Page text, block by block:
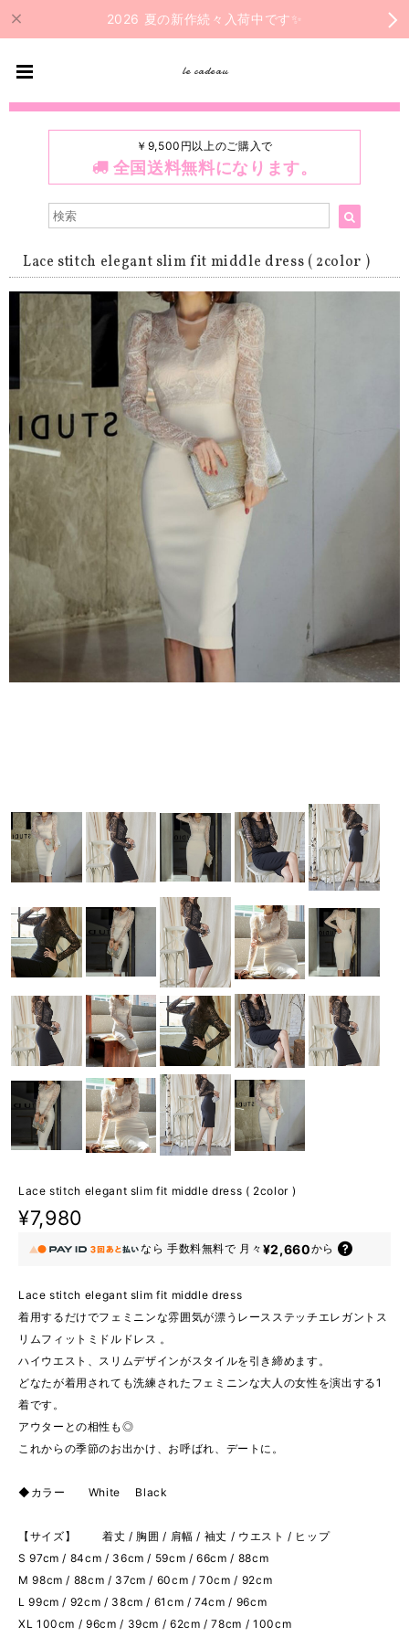
2026 夏の新作続々入荷中です✨
le cadeau
￥9,500円以上のご購入で
全国送料無料になります。
Lace stitch elegant slim fit middle dress ( 2color )
Lace stitch elegant slim fit middle dress ( 2color )
¥7,980
なら 手数料無料で 月々 ¥2,660から
Lace stitch elegant slim fit middle dress
着用するだけでフェミニンな雰囲気が漂うレースステッチエレガントス
リムフィットミドルドレス 。
ハイウエスト、スリムデザインがスタイルを引き締めます。
どなたが着用されても洗練されたフェミニンな大人の女性を演出する1
着です。
アウターとの相性も◎
これからの季節のお出かけ、お呼ばれ、デートに。
◆カラー White Black
【サイズ】 着丈 / 胸囲 / 肩幅 / 袖丈 / ウエスト / ヒップ
S 97cm / 84cm / 36cm / 59cm / 66cm / 88cm
M 98cm / 88cm / 37cm / 60cm / 70cm / 92cm
L 99cm / 92cm / 38cm / 61cm / 74cm / 96cm
XL 100cm / 96cm / 39cm / 62cm / 78cm / 100cm